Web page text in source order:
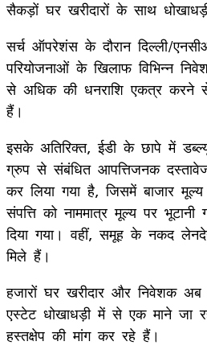
सैकड़ों घर खरीदारों के साथ
सर्च ऑपरेशंस के दौरान दिल्ली/
परियोजनाओं के खिलाफ विभिन्न
से अधिक की धनराशि एकत्र करने
हैं।
इसके अतिरिक्त, ईडी के छापे में
ग्रुप से संबंधित आपत्तिजनक
कर लिया गया है, जिसमें बाजार
संपत्ति को नाममात्र मूल्य पर
दिया गया। वहीं, समूह के नकद
मिले हैं।
हजारों घर खरीदार और निवेशक
एस्टेट धोखाधड़ी में से एक माने जा
हस्तक्षेप की मांग कर रहे हैं।